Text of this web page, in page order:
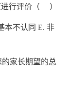
进行评价（ ）
本不认同 E. 非
家长期望的总